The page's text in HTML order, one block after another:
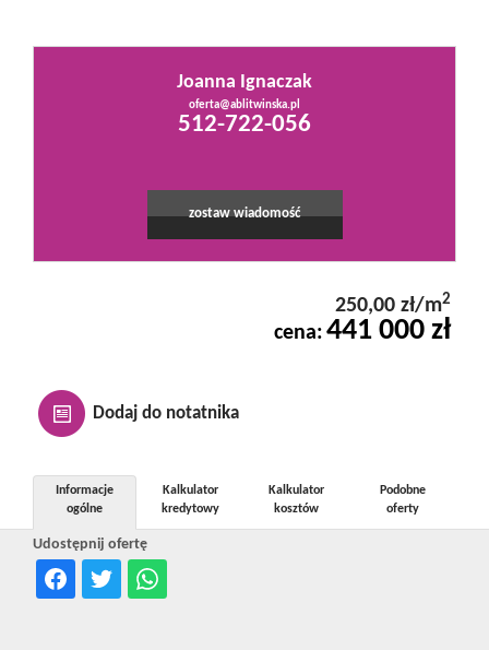
Kontakt
Joanna Ignaczak
oferta@ablitwinska.pl
512-722-056
zostaw wiadomość
250,00 zł/m2
cena: 441 000 zł
Dodaj do notatnika
Udostępnij ofertę
Informacje
ogólne
Kalkulator
kredytowy
Kalkulator
kosztów
Podobne
oferty